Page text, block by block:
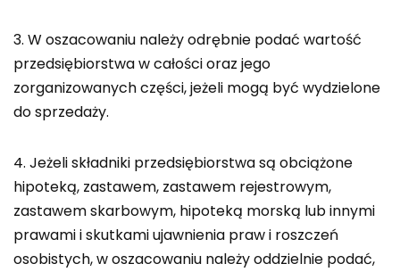
3. W oszacowaniu należy odrębnie podać wartość
przedsiębiorstwa w całości oraz jego
zorganizowanych części, jeżeli mogą być wydzielone
do sprzedaży.
4. Jeżeli składniki przedsiębiorstwa są obciążone
hipoteką, zastawem, zastawem rejestrowym,
zastawem skarbowym, hipoteką morską lub innymi
prawami i skutkami ujawnienia praw i roszczeń
osobistych, w oszacowaniu należy oddzielnie podać,